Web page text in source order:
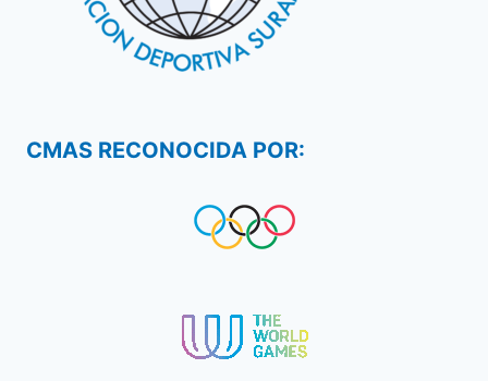
CMAS RECONOCIDA POR: